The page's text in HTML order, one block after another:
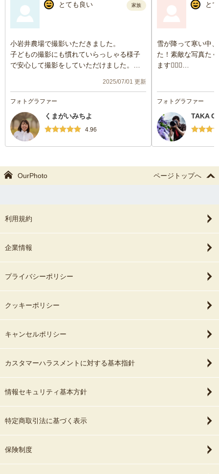
とても良い 家族
小岩井農場で撮影いただきました。
子どもの撮影にも慣れていらっしゃる様子
で安心して撮影をしていただけました。
家族も、子供も、笑顔を引き出しながらと
っていただいて感謝しています。ありがと
2025/07/01 更新
フォトグラファー
くまがいみちよ
4.96
と
雪が降って寒い中
た！素敵な写真た
ます🙇🏻‍♂️
また来週もよろし
フォトグラファー
TAKA
OurPhoto ページトップへ
利用規約
企業情報
プライバシーポリシー
クッキーポリシー
キャンセルポリシー
カスタマーハラスメントに対する基本指針
情報セキュリティ基本方針
特定商取引法に基づく表示
保険制度